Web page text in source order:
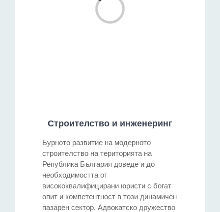
Loading...
Строителство и инженеринг
Бурното развитие на модерното
строителство на територията на
Република България доведе и до
необходимостта от
висококвалифицирани юристи с богат
опит и компетентност в този динамичен
пазарен сектор. Адвокатско дружество